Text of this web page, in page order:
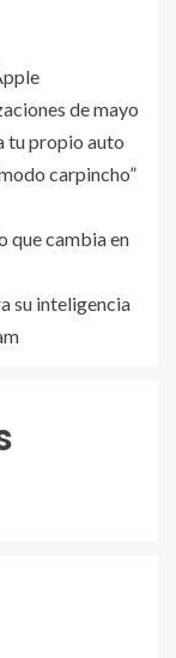
de mayo
tu propio auto
carpincho”
que cambia en
su inteligencia